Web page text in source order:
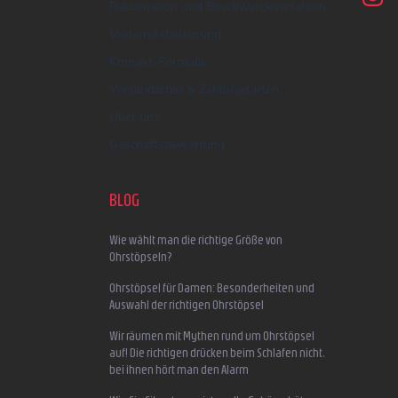
Reklamation und Beschwerdeverfahren
Widerrufsbelehrung
Kontakt-Formular
Versandarten & Zahlungsarten
Über uns
Geschäftsbewertung
BLOG
Wie wählt man die richtige Größe von
Ohrstöpseln?
Ohrstöpsel für Damen: Besonderheiten und
Auswahl der richtigen Ohrstöpsel
Wir räumen mit Mythen rund um Ohrstöpsel
auf! Die richtigen drücken beim Schlafen nicht,
bei ihnen hört man den Alarm